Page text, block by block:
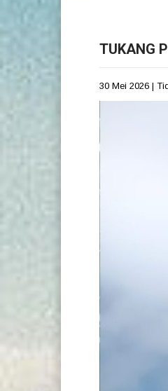
TUKANG
30 Mei 2026 |